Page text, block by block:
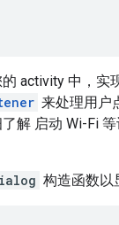
的 activity 中，实
来处理用户
解 启动 Wi-Fi
构造函数以